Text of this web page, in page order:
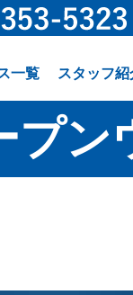
一覧 スタッフ紹
プン